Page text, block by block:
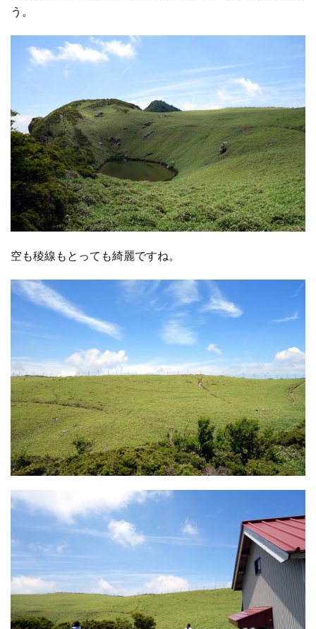
う。
空も稜線もとっても綺麗ですね。